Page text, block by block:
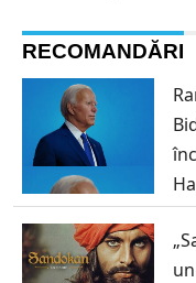
RECOMANDĂRI